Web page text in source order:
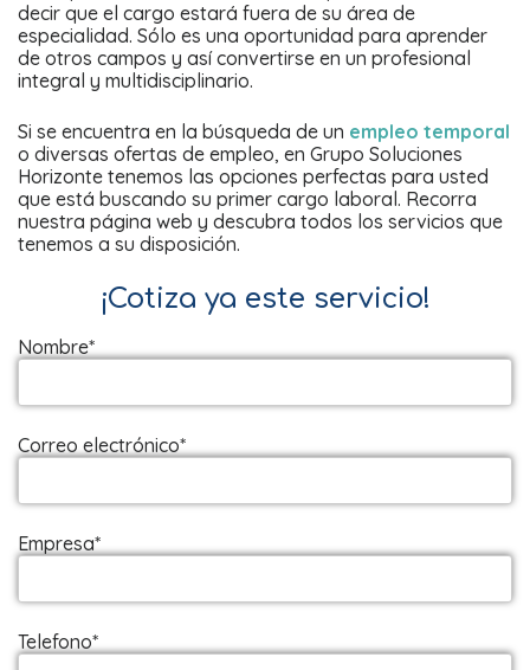
decir que el cargo estará fuera de su área de
especialidad. Sólo es una oportunidad para aprender
de otros campos y así convertirse en un profesional
integral y multidisciplinario.
Si se encuentra en la búsqueda de un empleo temporal
o diversas ofertas de empleo, en Grupo Soluciones
Horizonte tenemos las opciones perfectas para usted
que está buscando su primer cargo laboral. Recorra
nuestra página web y descubra todos los servicios que
tenemos a su disposición.
¡Cotiza ya este servicio!
Nombre*
Correo electrónico*
Empresa*
Telefono*